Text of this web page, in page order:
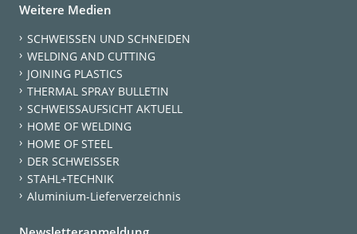
Weitere Medien
SCHWEISSEN UND SCHNEIDEN
WELDING AND CUTTING
JOINING PLASTICS
THERMAL SPRAY BULLETIN
SCHWEISSAUFSICHT AKTUELL
HOME OF WELDING
HOME OF STEEL
DER SCHWEISSER
STAHL+TECHNIK
Aluminium-Lieferverzeichnis